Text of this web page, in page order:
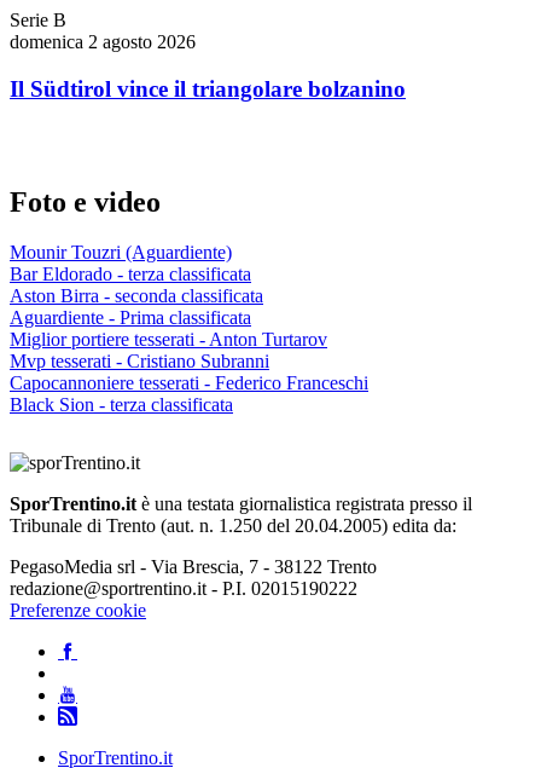
Serie B
domenica 2 agosto 2026
Il Südtirol vince il triangolare bolzanino
Foto e video
Mounir Touzri (Aguardiente)
Bar Eldorado - terza classificata
Aston Birra - seconda classificata
Aguardiente - Prima classificata
Miglior portiere tesserati - Anton Turtarov
Mvp tesserati - Cristiano Subranni
Capocannoniere tesserati - Federico Franceschi
Black Sion - terza classificata
SporTrentino.itè una testata giornalistica registrata presso il
Tribunale di Trento (aut. n. 1.250 del 20.04.2005) edita da:
PegasoMedia srl - Via Brescia, 7 - 38122 Trento
redazione@sportrentino.it - P.I. 02015190222
Preferenze cookie
SporTrentino.it